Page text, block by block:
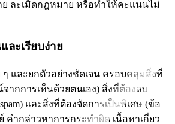
ย ละเมิดกฎหมาย หรือทำให้คะแนนไม่
ละเรียบง่าย
ๆ และยกตัวอย่างชัดเจน ครอบคลุมสิ่งที่
ากการเห็นด้วยตนเอง) สิ่งที่ต้องลบ
spam) และสิ่งที่ต้องจัดการเป็นพิเศษ (ข้อ
คำกล่าวหาการกระทำผิด เนื้อหาเกี่ยว